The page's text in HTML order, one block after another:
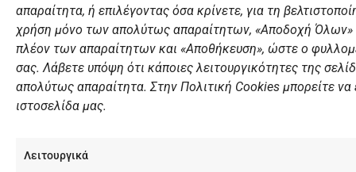
απαραίτητα, ή επιλέγοντας όσα κρίνετε, για τη
χρήση μόνο των απολύτως απαραίτητων, «Αποδοχή Όλων»
πλέον των απαραίτητων και «Αποθήκευση», ώστε ο
σας. Λάβετε υπόψη ότι κάποιες λειτουργικότητες της
απολύτως απαραίτητα. Στην Πολιτική Cookies μπορείτε
ιστοσελίδα μας.
Λειτουργικά